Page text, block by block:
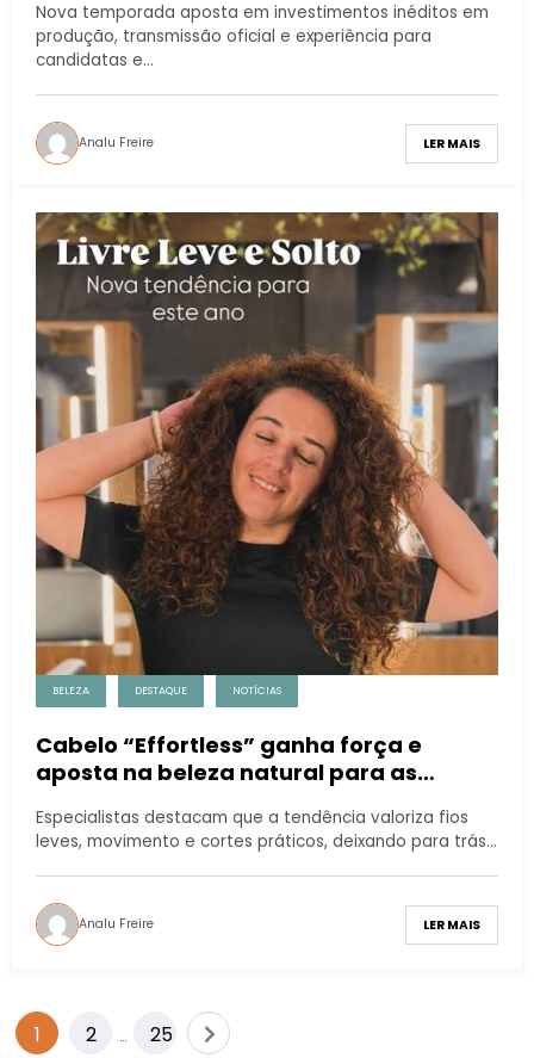
Nova temporada aposta em investimentos inéditos em
produção, transmissão oficial e experiência para
candidatas e…
Analu Freire LER MAIS
BELEZA DESTAQUE NOTÍCIAS
Cabelo “Effortless” ganha força e
aposta na beleza natural para as
Especialistas destacam que a tendência valoriza fios
leves, movimento e cortes práticos, deixando para trás…
Analu Freire LER MAIS
1 2 … 25